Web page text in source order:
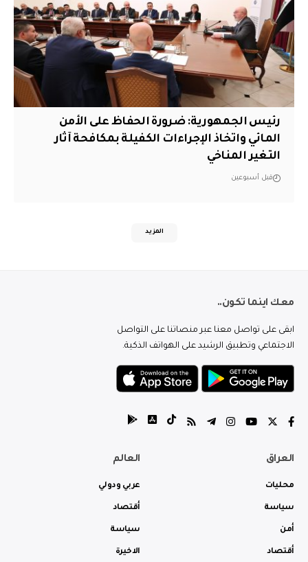
رئيس الجمهورية: ضرورة الحفاظ على الأمن
المائي واتخاذ الإجراءات الكفيلة بمكافحة آثار
التغير المناخي
قبل أسبوعين
المزيد
معك اينما تكون..
ابقى على تواصل معنا عبر منصاتنا على التواصل
الاجتماعي وتطبيق الرشيد على الهواتف الذكية.
العراق
محليات
سياسة
أمن
أقتصاد
العالم
عربي ودولي
أقتصاد
سياسة
الاخيرة